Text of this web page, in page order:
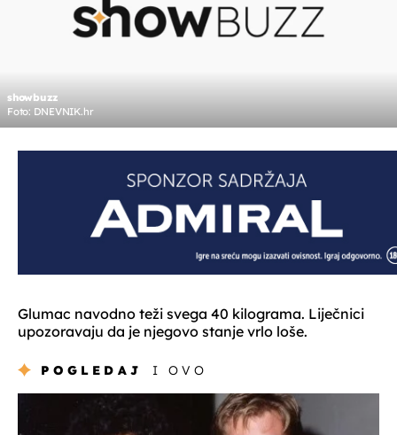
showbuzz
Foto: DNEVNIK.hr
Glumac navodno teži svega 40 kilograma. Liječnici
upozoravaju da je njegovo stanje vrlo loše.
POGLEDAJ I OVO